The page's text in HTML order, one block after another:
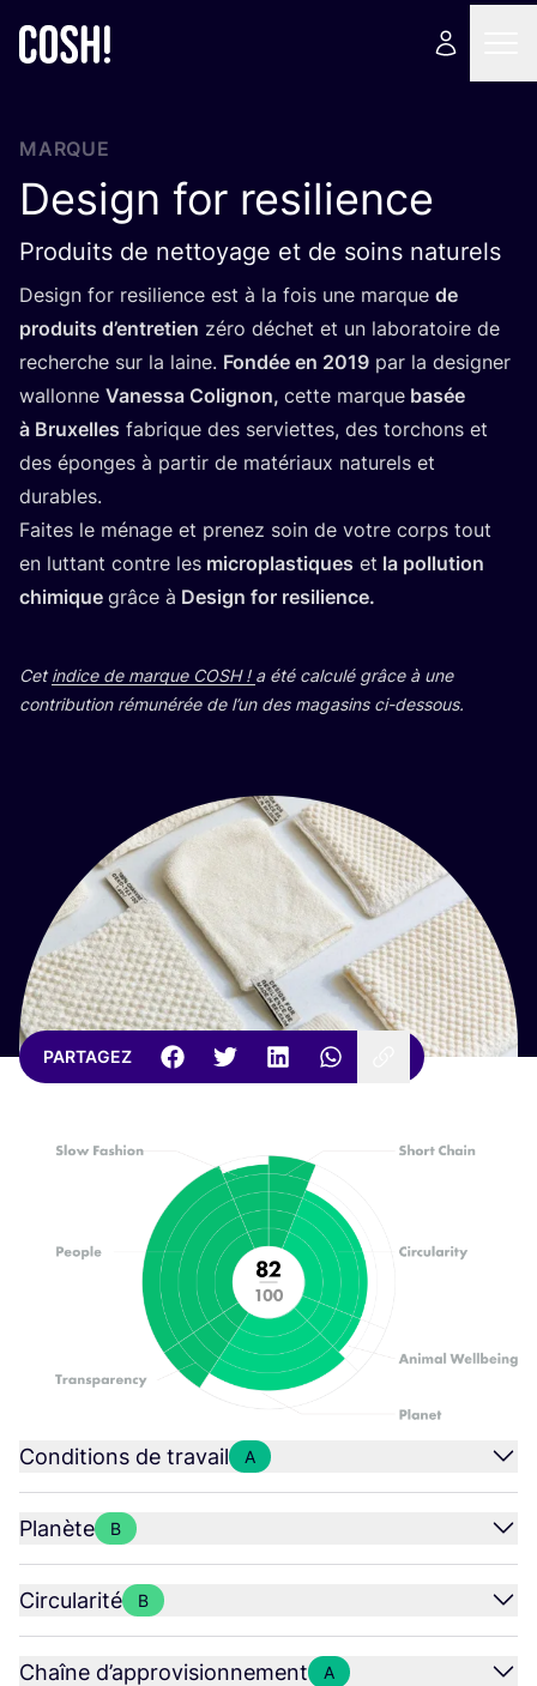
MARQUE
Design for resilience
Produits de nettoyage et de soins naturels
Desi­gn for resi­lience est à la fois une marque de
pro­duits d’en­tre­tien zéro déchet et un labo­ra­toire de
recherche sur la laine. Fon­dée en 2019 par la desi­gner
wal­lonne Vanes­sa Coli­gnon, cette marque basée
à Bruxelles fabrique des ser­viettes, des tor­chons et
des éponges à par­tir de maté­riaux natu­rels et
durables.
Faites le ménage et pre­nez soin de votre corps tout
en lut­tant contre les micro­plas­tiques et la pol­lu­tion
chi­mique grâce à Desi­gn for resilience.
Cetindice de marque COSH! a été cal­cu­lé grâce à une
contri­bu­tion rému­né­rée de l’un des maga­sins ci-dessous.
PARTAGEZ
Conditions de travail A
Planète B
Circularité B
Chaîne d’approvisionnement A